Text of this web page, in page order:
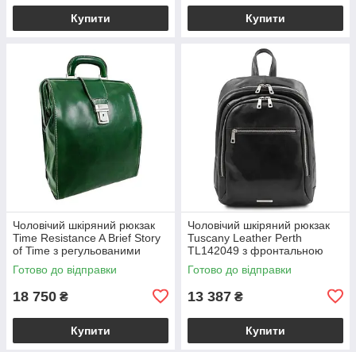
Купити Купити
Чоловічий шкіряний рюкзак
Time Resistance A Brief Story
of Time з регульованими
лямками, зелений
BS5216601
Готово до відправки
18 750 ₴
Купити
Чоловічий шкіряний рюкзак
Tuscany Leather Perth
TL142049 з фронтальною
кишенею на блискавці,
чорний BS2049_1_2
Готово до відправки
13 387 ₴
Купити